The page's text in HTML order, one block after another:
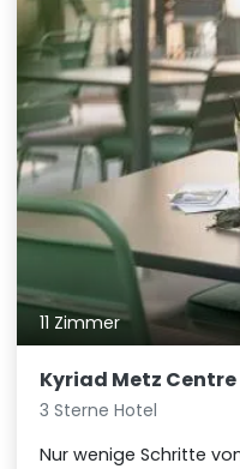
11 Zimmer
Kyriad Metz
3 Sterne Hotel
Nur wenige Schritte